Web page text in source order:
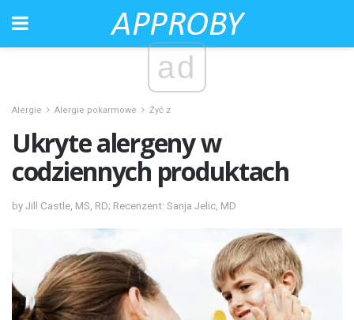
ad
Alergie Alergie pokarmowe Żyć z
Ukryte alergeny w
codziennych produktach
by Jill Castle, MS, RD; Recenzent: Sanja Jelic, MD